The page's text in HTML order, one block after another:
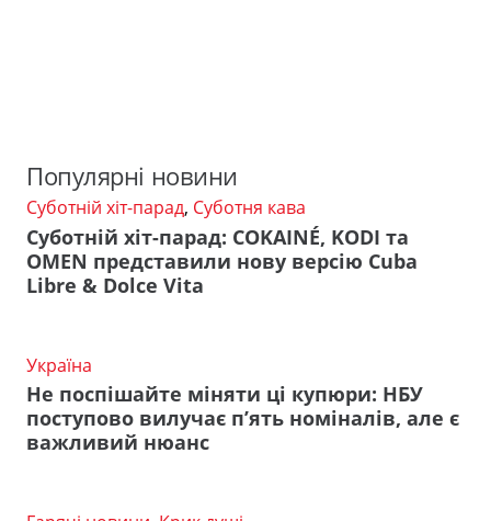
Популярні новини
Суботній хіт-парад, Суботня кава
Суботній хіт-парад: COKAINÉ, KODI та
OMEN представили нову версію Cuba
Libre & Dolce Vita
Україна
Не поспішайте міняти ці купюри: НБУ
поступово вилучає п’ять номіналів, але є
важливий нюанс